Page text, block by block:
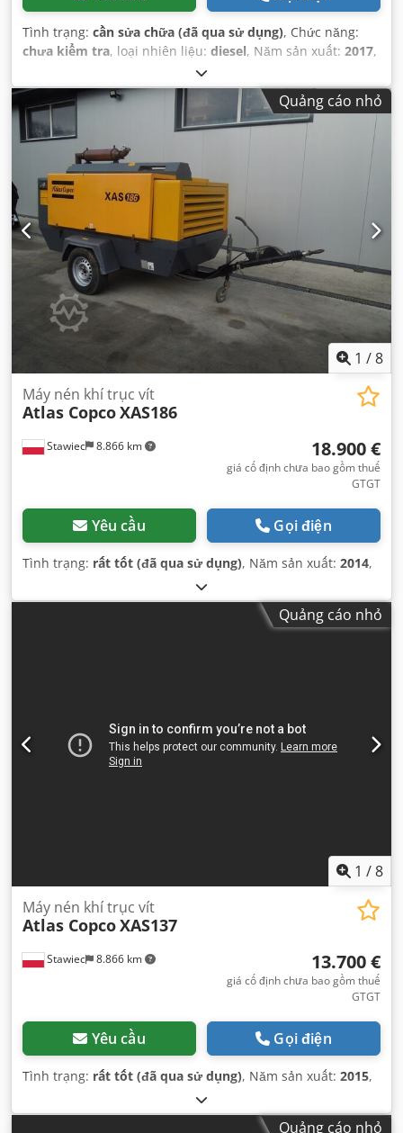
Tình trạng: cần sửa chữa (đã qua sử dụng), Chức năng:
chưa kiểm tra, loại nhiên liệu: diesel, Năm sản xuất: 2017,
Quảng cáo nhỏ
1 /8
Stawiec 8.866 km
Máy nén khí trục vít
Atlas CopcoXAS186
18.900 €
giá cố định chưa bao gồm thuế
GTGT
Yêu cầu Gọi điện
Tình trạng: rất tốt (đã qua sử dụng), Năm sản xuất: 2014,
Quảng cáo nhỏ
1 /8
Stawiec 8.866 km
Máy nén khí trục vít
Atlas CopcoXAS137
13.700 €
giá cố định chưa bao gồm thuế
GTGT
Yêu cầu Gọi điện
Tình trạng: rất tốt (đã qua sử dụng), Năm sản xuất: 2015,
Quảng cáo nhỏ